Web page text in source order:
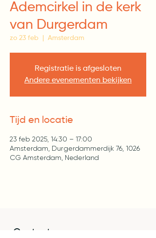
Ademcirkel in de kerk
van Durgerdam
zo 23 feb Amsterdam
Registratie is afgesloten
Andere evenementen bekijken
Tijd en locatie
23 feb 2025, 14:30 – 17:00
Amsterdam, Durgerdammerdijk 76, 1026
CG Amsterdam, Nederland
Contact